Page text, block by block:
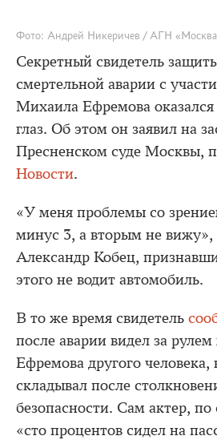
Фото: Андрей Никеричев / АГН
Секретный свидетель
смертельной аварии с
Михаила Ефремова
глаз. Об этом он заявил на
Пресненском суде Москвы,
Новости.
«У меня проблемы со
минус 3, а вторым не
Александр Кобец,
этого не водит автомобиль.
В то же время свидетель
после аварии видел за
Ефремова другого
складывал после
безопасности. Сам актер,
«сто процентов сидел на